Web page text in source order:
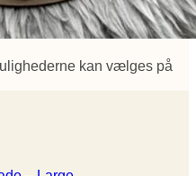
kan vælges på